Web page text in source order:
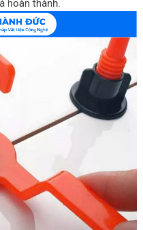
hoàn thành.